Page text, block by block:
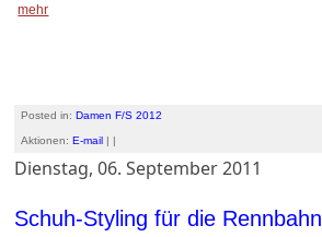
mehr
Posted in:Damen F/S 2012
Aktionen:E-mail | |
Dienstag, 06. September 2011
Schuh-Styling für die Rennbahn